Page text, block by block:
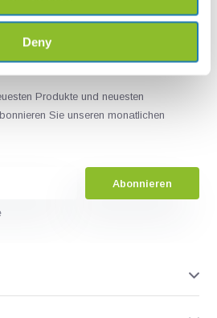
Deny
Produkte und neuesten
Sie unseren monatlichen
Abonnieren